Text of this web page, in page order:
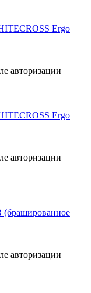
Ergo
авторизации
Ergo
авторизации
авторизации